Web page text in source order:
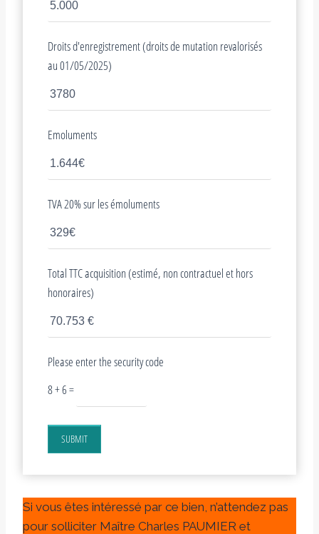
Droits d'enregistrement (droits de mutation revalorisés
au 01/05/2025)
Emoluments
TVA 20% sur les émoluments
Total TTC acquisition (estimé, non contractuel et hors
honoraires)
Please enter the security code
8 + 6 =
SUBMIT
Si vous êtes intéressé par ce bien, n’attendez pas
pour solliciter Maître Charles PAUMIER et